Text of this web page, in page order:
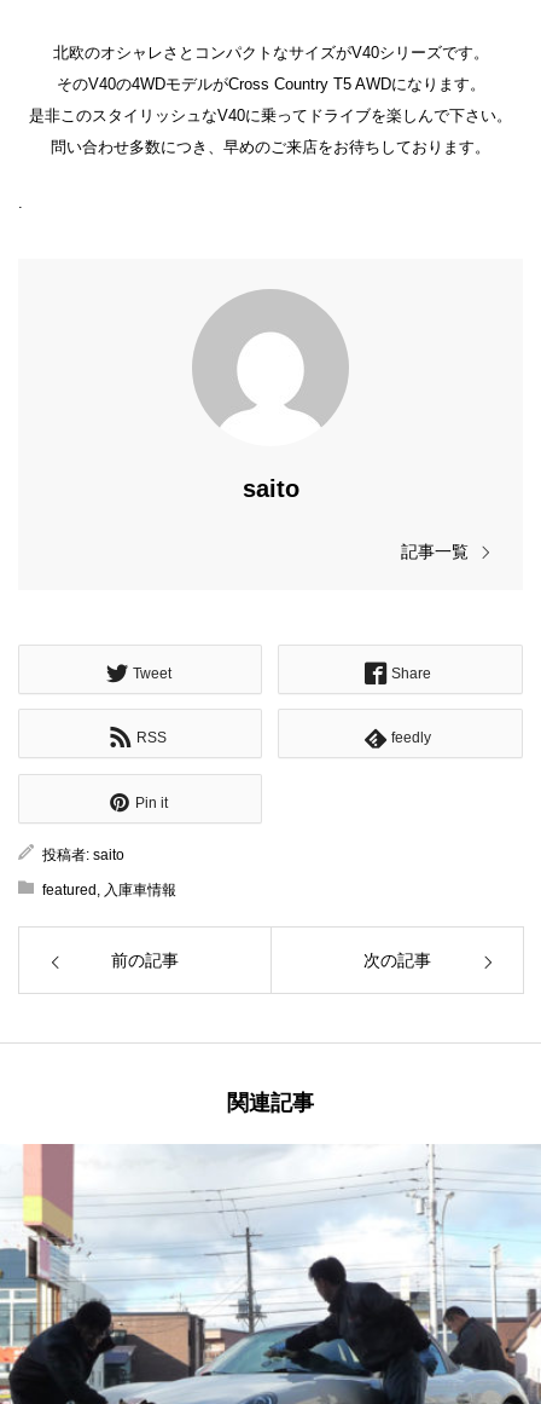
北欧のオシャレさとコンパクトなサイズがV40シリーズです。
そのV40の4WDモデルがCross Country T5 AWDになります。
是非このスタイリッシュなV40に乗ってドライブを楽しんで下さい。
問い合わせ多数につき、早めのご来店をお待ちしております。
saito
記事一覧
Tweet Share
RSS feedly
Pin it
投稿者: saito
featured 入庫車情報
前の記事 次の記事
関連記事